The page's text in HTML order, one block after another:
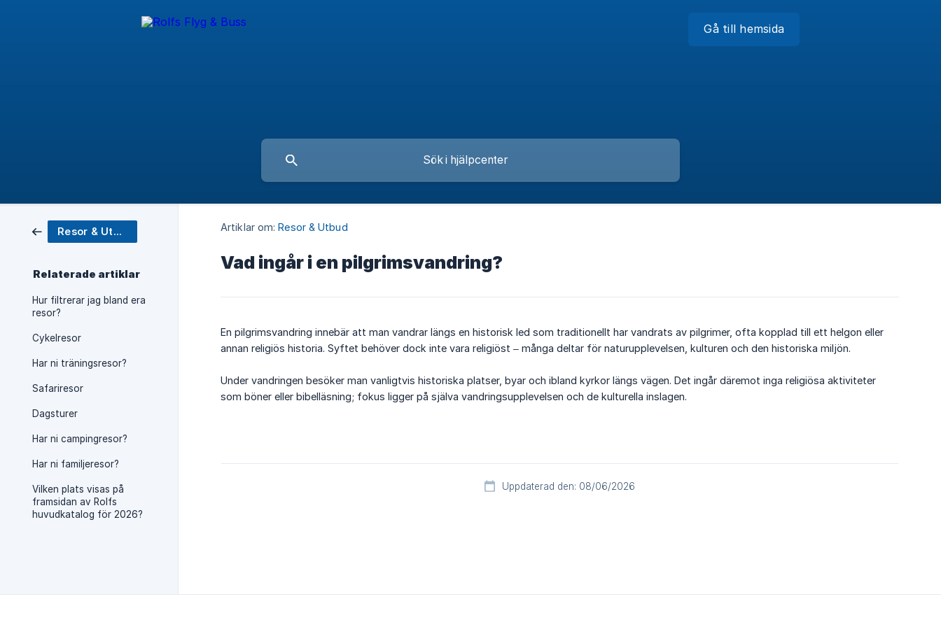
Gå till hemsida
Resor & Utbud
Relaterade artiklar
Hur filtrerar jag bland era
resor?
Cykelresor
Har ni träningsresor?
Safariresor
Dagsturer
Har ni campingresor?
Har ni familjeresor?
Vilken plats visas på
framsidan av Rolfs
huvudkatalog för 2026?
Artiklar om: Resor & Utbud
Vad ingår i en pilgrimsvandring?
En pilgrimsvandring innebär att man vandrar längs en historisk led som traditionellt har vandrats av pilgrimer, ofta kopplad till ett helgon eller
annan religiös historia. Syftet behöver dock inte vara religiöst – många deltar för naturupplevelsen, kulturen och den historiska miljön.
Under vandringen besöker man vanligtvis historiska platser, byar och ibland kyrkor längs vägen. Det ingår däremot inga religiösa aktiviteter
som böner eller bibelläsning; fokus ligger på själva vandringsupplevelsen och de kulturella inslagen.
Uppdaterad den: 08/06/2026